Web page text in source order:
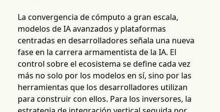
La convergencia de cómputo a gran escala,
modelos de IA avanzados y plataformas
centradas en desarrolladores señala una nueva
fase en la carrera armamentista de la IA. El
control sobre el ecosistema se define cada vez
más no solo por los modelos en sí, sino por las
herramientas que los desarrolladores utilizan
para construir con ellos. Para los inversores, la